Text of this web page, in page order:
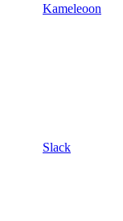
Kameleoon
Slack